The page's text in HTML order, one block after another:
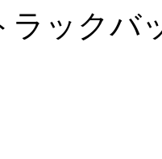
ラックバ